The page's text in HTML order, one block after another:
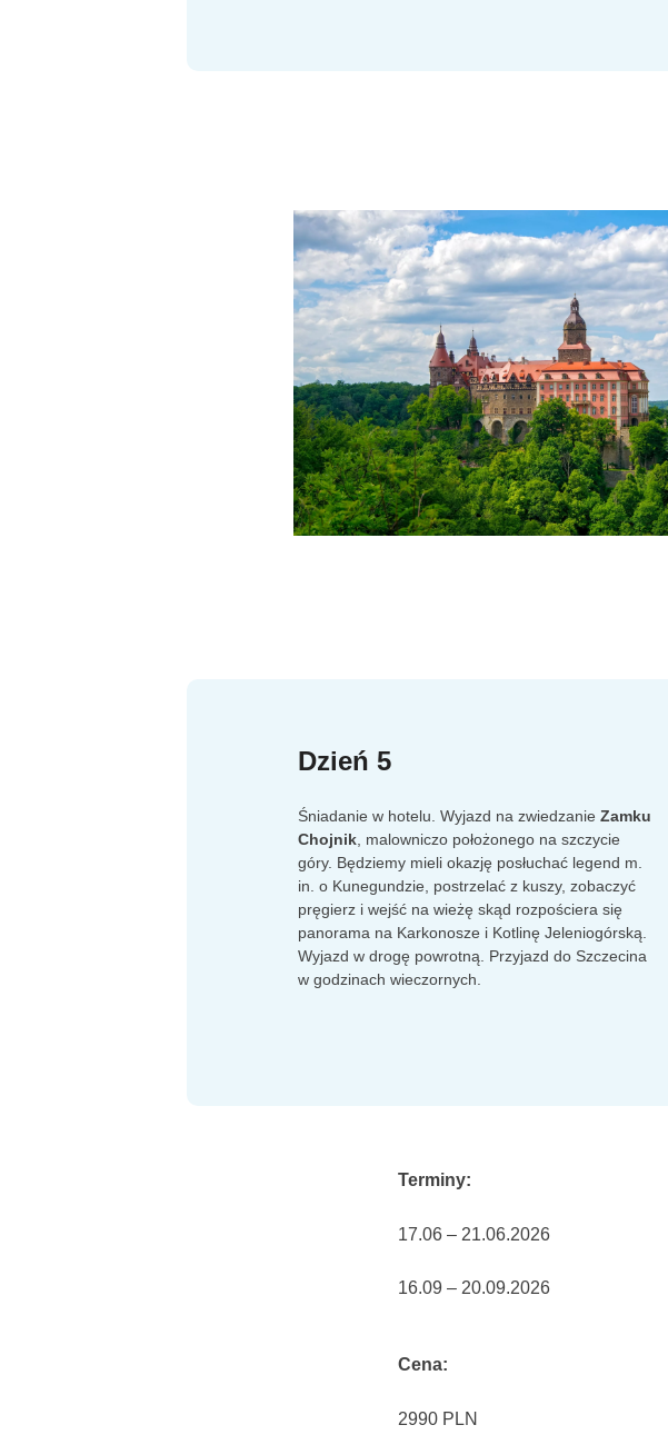
Dzień 5
Śniadanie w hotelu. Wyjazd na zwiedzanie Zamku
Chojnik, malowniczo położonego na szczycie
góry. Będziemy mieli okazję posłuchać legend m.
in. o Kunegundzie, postrzelać z kuszy, zobaczyć
pręgierz i wejść na wieżę skąd rozpościera się
panorama na Karkonosze i Kotlinę Jeleniogórską.
Wyjazd w drogę powrotną. Przyjazd do Szczecina
w godzinach wieczornych.
Terminy:
17.06 – 21.06.2026
16.09 – 20.09.2026
Cena:
2990 PLN